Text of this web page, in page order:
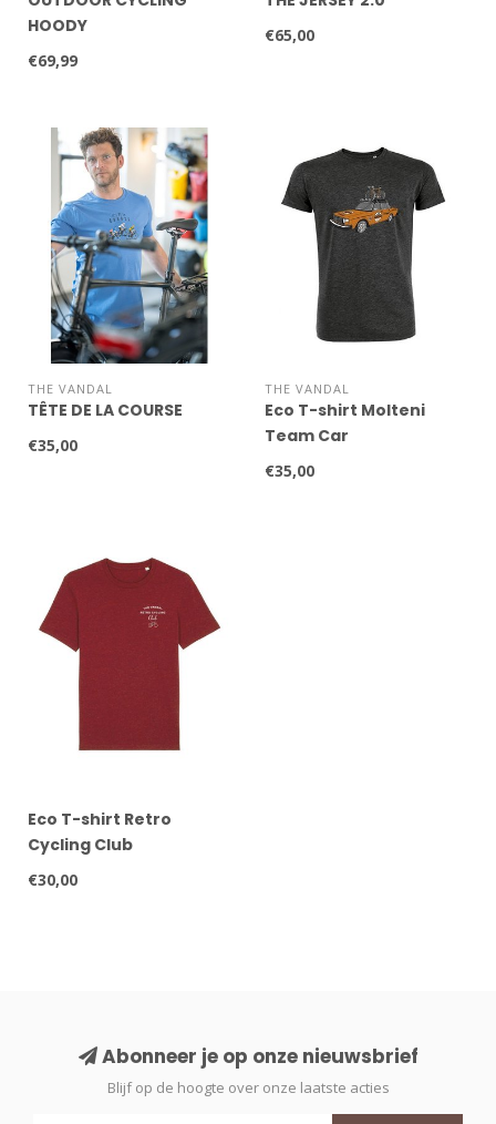
HOODY
€69,99
€65,00
THE VANDAL
TÊTE DE LA COURSE
€35,00
THE VANDAL
Eco T-shirt Molteni
Team Car
€35,00
Eco T-shirt Retro
Cycling Club
€30,00
Abonneer je op onze nieuwsbrief
Blijf op de hoogte over onze laatste acties